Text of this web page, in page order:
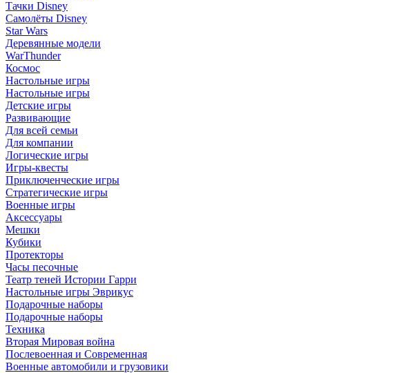
Тачки Disney
Самолёты Disney
Star Wars
Деревянные модели
WarThunder
Космос
Настольные игры
Настольные игры
Детские игры
Развивающие
Для всей семьи
Для компании
Логические игры
Игры-квесты
Приключенческие игры
Стратегические игры
Военные игры
Аксессуары
Мешки
Кубики
Протекторы
Часы песочные
Театр теней Истории Гарри
Настольные игры Эврикус
Подарочные наборы
Подарочные наборы
Техника
Вторая Мировая война
Послевоенная и Современная
Военные автомобили и грузовики